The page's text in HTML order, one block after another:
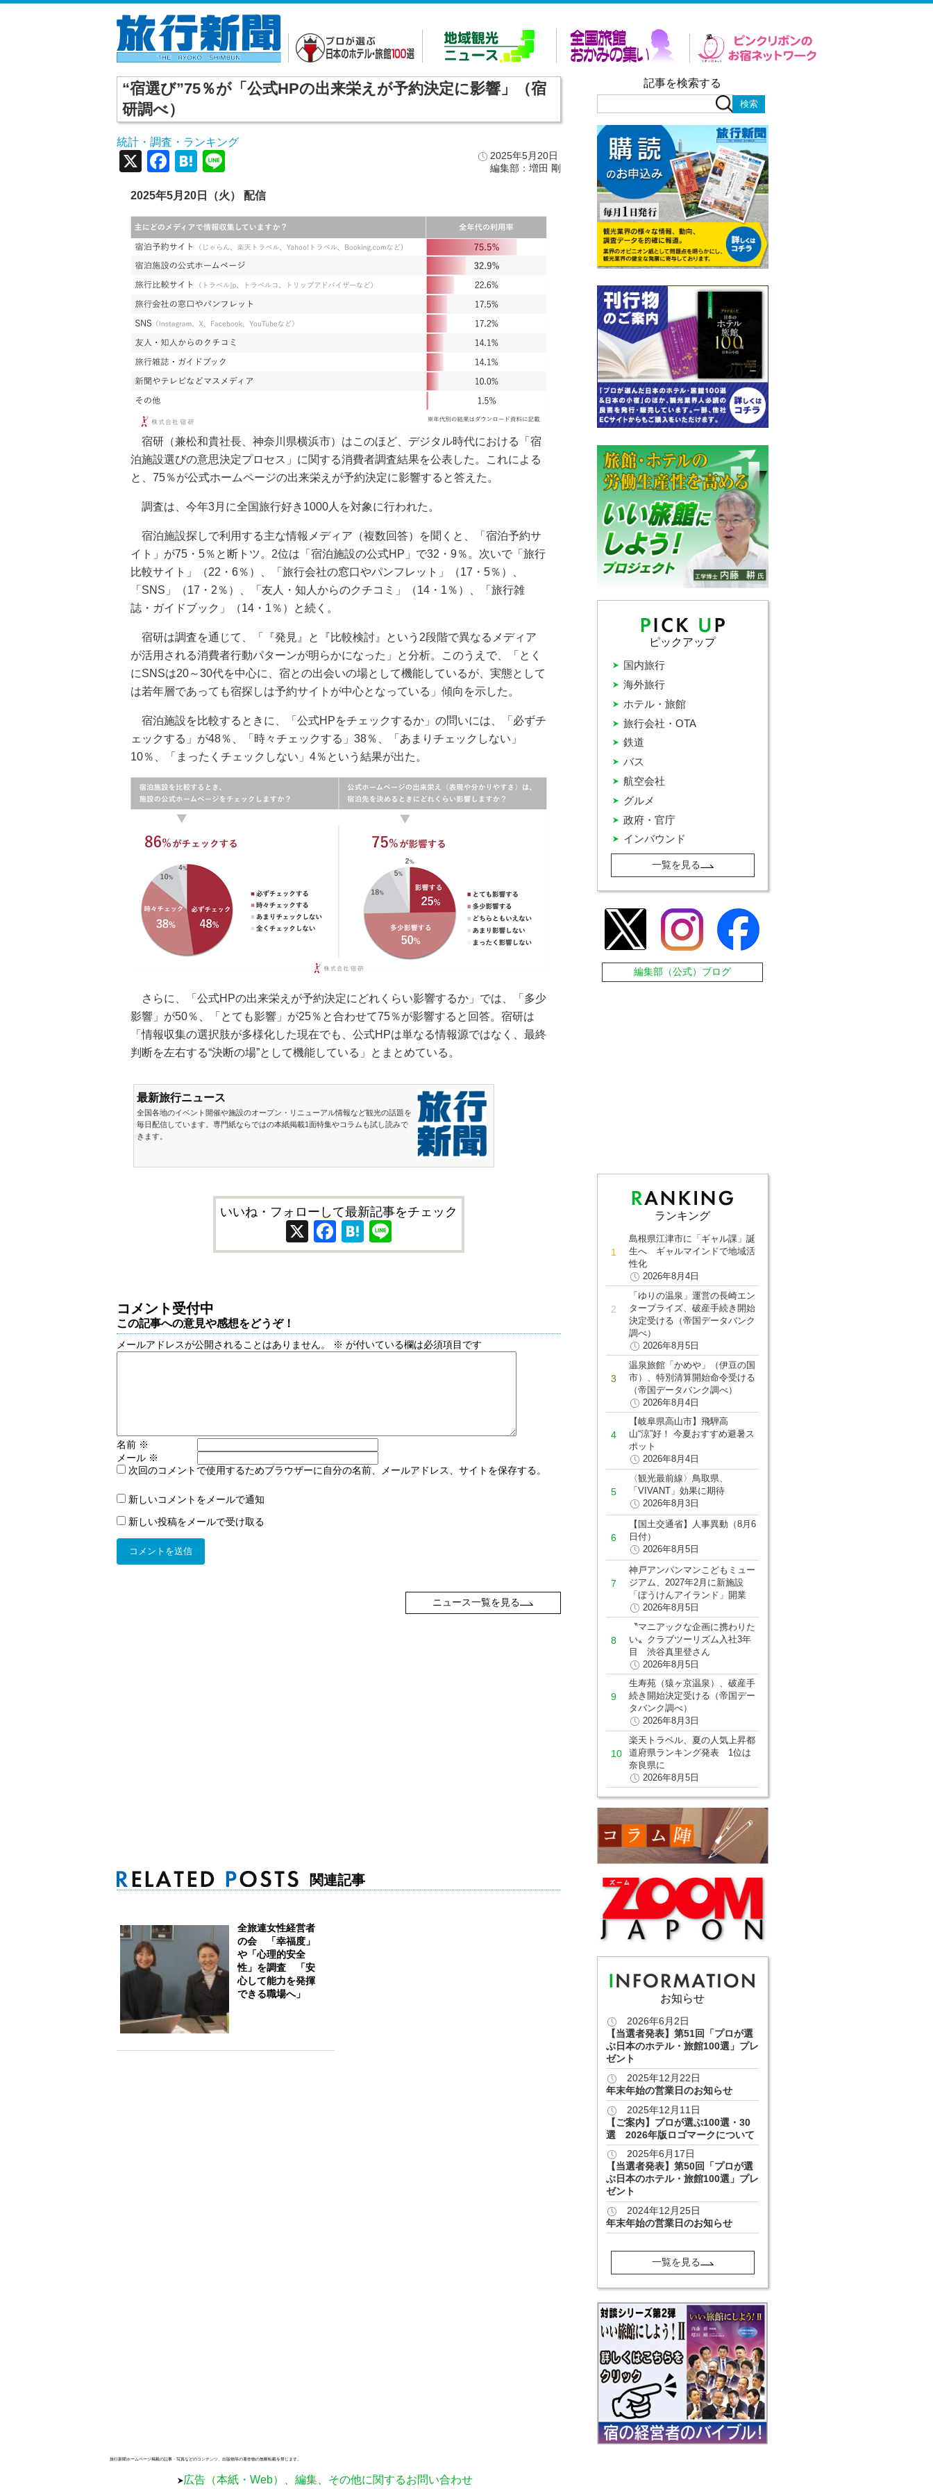
“宿選び”75％が「公式HPの出来栄えが予約決定に影響」（宿
研調べ）
統計・調査・ランキング
2025年5月20日
編集部：増田 剛
X Facebook
Hatena
2025年5月20日（火） 配信
宿研（兼松和貴社長、神奈川県横浜市）はこのほど、デジタル時代における「宿
泊施設選びの意思決定プロセス」に関する消費者調査結果を公表した。これによる
と、75％が公式ホームページの出来栄えが予約決定に影響すると答えた。
調査は、今年3月に全国旅行好き1000人を対象に行われた。
宿泊施設探しで利用する主な情報メディア（複数回答）を聞くと、「宿泊予約サ
イト」が75・5％と断トツ。2位は「宿泊施設の公式HP」で32・9％。次いで「旅行
比較サイト」（22・6％）、「旅行会社の窓口やパンフレット」（17・5％）、
「SNS」（17・2％）、「友人・知人からのクチコミ」（14・1％）、「旅行雑
誌・ガイドブック」（14・1％）と続く。
宿研は調査を通じて、「『発見』と『比較検討』という2段階で異なるメディア
が活用される消費者行動パターンが明らかになった」と分析。このうえで、「とく
にSNSは20～30代を中心に、宿との出会いの場として機能しているが、実態として
は若年層であっても宿探しは予約サイトが中心となっている」傾向を示した。
宿泊施設を比較するときに、「公式HPをチェックするか」の問いには、「必ずチ
ェックする」が48％、「時々チェックする」38％、「あまりチェックしない」
10％、「まったくチェックしない」4％という結果が出た。
さらに、「公式HPの出来栄えが予約決定にどれくらい影響するか」では、「多少
影響」が50％、「とても影響」が25％と合わせて75％が影響すると回答。宿研は
「情報収集の選択肢が多様化した現在でも、公式HPは単なる情報源ではなく、最終
判断を左右する“決断の場”として機能している」とまとめている。
最新旅行ニュース
全国各地のイベント開催や施設のオープン・リニューアル情報など観光の話題を
毎日配信しています。専門紙ならではの本紙掲載1面特集やコラムも試し読みで
きます。
いいね・フォローして最新記事をチェック
X Facebook
Hatena
コメント受付中
この記事への意見や感想をどうぞ！
メールアドレスが公開されることはありません。 ※ が付いている欄は必須項目です
名前 ※
メール ※
次回のコメントで使用するためブラウザーに自分の名前、メールアドレス、サイトを保存する。
新しいコメントをメールで通知
新しい投稿をメールで受け取る
ニュース一覧を見る
関連記事
全旅連女性経営者
の会 「幸福度」
や「心理的安全
性」を調査 「安
心して能力を発揮
できる職場へ」
記事を検索する
ピックアップ
インバウンド
グルメ
バス
ホテル・旅館
国内旅行
政府・官庁
旅行会社・OTA
海外旅行
航空会社
鉄道
一覧を見る
編集部（公式）ブログ
ランキング
島根県江津市に「ギャル課」誕
生へ ギャルマインドで地域活
性化
2026年8月4日
「ゆりの温泉」運営の長崎エン
タープライズ、破産手続き開始
決定受ける（帝国データバンク
調べ）
2026年8月5日
温泉旅館「かめや」（伊豆の国
市）、特別清算開始命令受ける
（帝国データバンク調べ）
2026年8月4日
【岐阜県高山市】飛騨高
山“涼”好！ 今夏おすすめ避暑ス
ポット
2026年8月4日
〈観光最前線〉鳥取県、
「VIVANT」効果に期待
2026年8月3日
【国土交通省】人事異動（8月6
日付）
2026年8月5日
神戸アンパンマンこどもミュー
ジアム、2027年2月に新施設
「ぼうけんアイランド」開業
2026年8月5日
〝マニアックな企画に携わりた
い〟クラブツーリズム入社3年
目 渋谷真里登さん
2026年8月5日
生寿苑（猿ヶ京温泉）、破産手
続き開始決定受ける（帝国デー
タバンク調べ）
2026年8月3日
楽天トラベル、夏の人気上昇都
道府県ランキング発表 1位は
奈良県に
2026年8月5日
お知らせ
2026年6月2日
【当選者発表】第51回「プロが選
ぶ日本のホテル・旅館100選」プレ
ゼント
2025年12月22日
年末年始の営業日のお知らせ
2025年12月11日
【ご案内】プロが選ぶ100選・30
選 2026年版ロゴマークについて
2025年6月17日
【当選者発表】第50回「プロが選
ぶ日本のホテル・旅館100選」プレ
ゼント
2024年12月25日
年末年始の営業日のお知らせ
一覧を見る
旅行新聞ホームページ掲載の記事・写真などのコンテンツ、出版物等の著作物の無断転載を禁じます。
広告（本紙・Web）、編集、その他に関するお問い合わせ